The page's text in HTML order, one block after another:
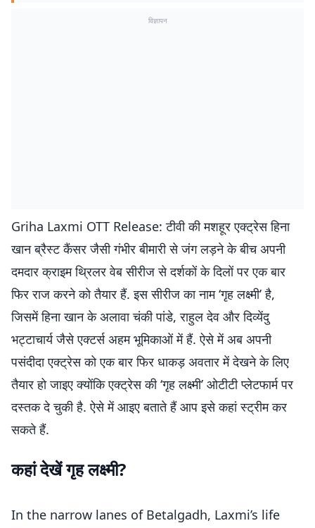
विज्ञापन
Griha Laxmi OTT Release: टीवी की मशहूर एक्ट्रेस हिना
खान ब्रैस्ट कैंसर जैसी गंभीर बीमारी से जंग लड़ने के बीच अपनी
दमदार क्राइम थ्रिलर वेब सीरीज से दर्शकों के दिलों पर एक बार
फिर राज करने को तैयार हैं. इस सीरीज का नाम ‘गृह लक्ष्मी’ है,
जिसमें हिना खान के अलावा चंकी पांडे, राहुल देव और दिव्येंदु
भट्टाचार्य जैसे एक्टर्स अहम भूमिकाओं में हैं. ऐसे में अब अपनी
पसंदीदा एक्ट्रेस को एक बार फिर धाकड़ अवतार में देखने के लिए
तैयार हो जाइए क्योंकि एक्ट्रेस की ‘गृह लक्ष्मी’ ओटीटी प्लेटफार्म पर
दस्तक दे चुकी है. ऐसे में आइए बताते हैं आप इसे कहां स्ट्रीम कर
सकते हैं.
कहां देखें गृह लक्ष्मी?
In the narrow lanes of Betalgadh, Laxmi’s life